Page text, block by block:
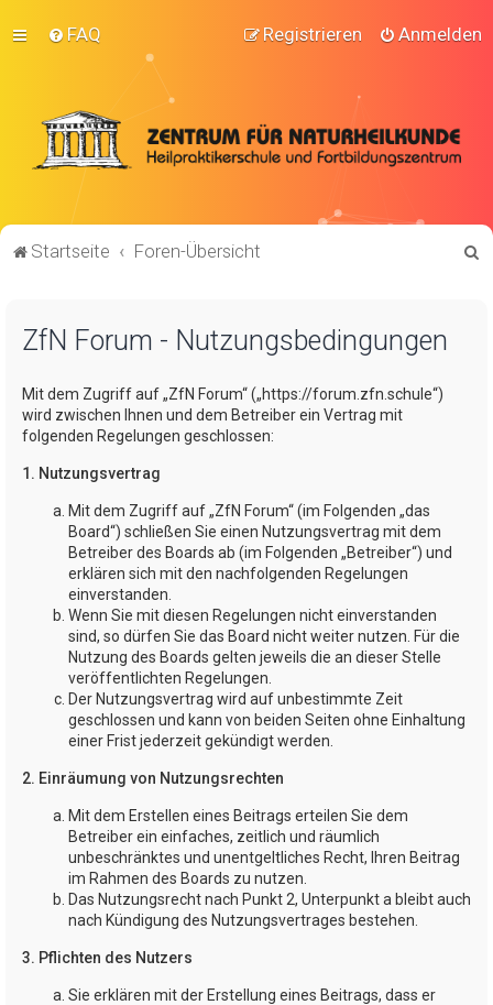
FAQ Anmelden
Registrieren
Startseite Foren-Übersicht
ZfN Forum - Nutzungsbedingungen
Mit dem Zugriff auf „ZfN Forum“ („https://forum.zfn.schule“)
wird zwischen Ihnen und dem Betreiber ein Vertrag mit
folgenden Regelungen geschlossen:
1. Nutzungsvertrag
Mit dem Zugriff auf „ZfN Forum“ (im Folgenden „das
Board“) schließen Sie einen Nutzungsvertrag mit dem
Betreiber des Boards ab (im Folgenden „Betreiber“) und
erklären sich mit den nachfolgenden Regelungen
einverstanden.
Wenn Sie mit diesen Regelungen nicht einverstanden
sind, so dürfen Sie das Board nicht weiter nutzen. Für die
Nutzung des Boards gelten jeweils die an dieser Stelle
veröffentlichten Regelungen.
Der Nutzungsvertrag wird auf unbestimmte Zeit
geschlossen und kann von beiden Seiten ohne Einhaltung
einer Frist jederzeit gekündigt werden.
2. Einräumung von Nutzungsrechten
Mit dem Erstellen eines Beitrags erteilen Sie dem
Betreiber ein einfaches, zeitlich und räumlich
unbeschränktes und unentgeltliches Recht, Ihren Beitrag
im Rahmen des Boards zu nutzen.
Das Nutzungsrecht nach Punkt 2, Unterpunkt a bleibt auch
nach Kündigung des Nutzungsvertrages bestehen.
3. Pflichten des Nutzers
Sie erklären mit der Erstellung eines Beitrags, dass er